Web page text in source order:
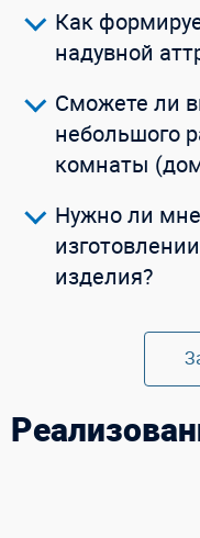
Как
надувной
Сможете ли
небольшого
комнаты
Нужно ли
изделия?